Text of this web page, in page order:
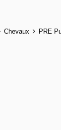
Chevaux PRE